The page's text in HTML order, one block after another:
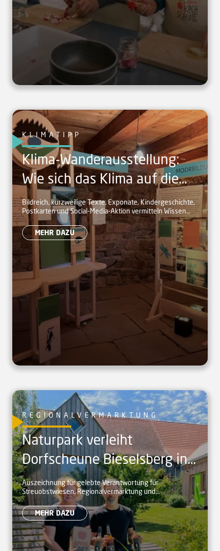
KLIMATIPP
Klima-Wanderausstellung:
Wie sich das Klima auf die
Naturpark-Landschaft
auswirkt
Bildreich, kurzweilige Texte, Exponate, Kindergeschichte,
Postkarten und Social-Media-Aktion vermitteln Wissen
anschaulich
MEHR DAZU
REGIONALVERMARKTUNG
Naturpark verleiht
Dorfscheune Bieselsberg in
Schömberg Prädikat
„Naturpark-Partner“
Auszeichnung für gelebte Verantwortung für
Streuobstwiesen, Regionalvermarktung und
naturverträglichen Tourismus
MEHR DAZU